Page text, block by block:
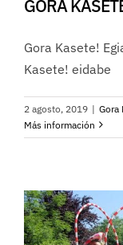
GORA
Gora Kasete!
Kasete! eidabe
2 agosto, 2019 | Gora
Más información